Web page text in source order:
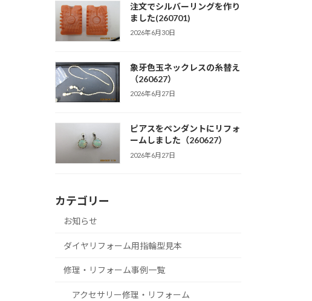
注文でシルバーリングを作り
ました(260701)
2026年6月30日
象牙色玉ネックレスの糸替え
（260627）
2026年6月27日
ピアスをペンダントにリフォ
ームしました（260627）
2026年6月27日
カテゴリー
お知らせ
ダイヤリフォーム用指輪型見本
修理・リフォーム事例一覧
アクセサリー修理・リフォーム